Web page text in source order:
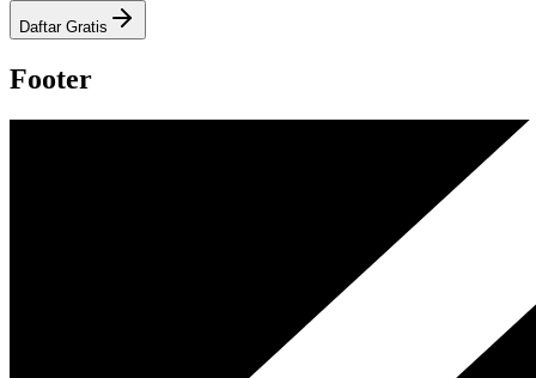
Daftar Gratis
Footer